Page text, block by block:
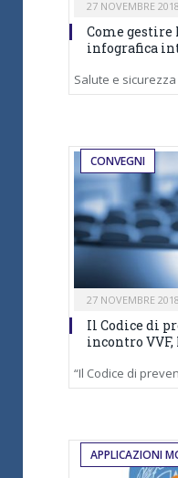
27 NOVEMBRE 2018
Come gestire
infografica
Salute e
CONVEGNI
27 NOVEMBRE 2018
Il Codice di
incontro
“Il Codice di
APPLICAZIONI